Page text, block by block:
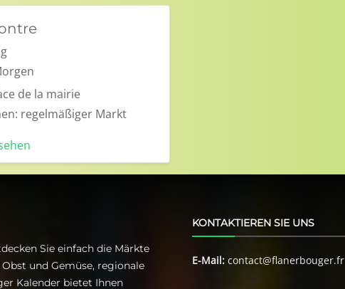
de la mairie
regelmäßiger Markt
Sie einfach die Märkte
und Gemüse, regionale
Kalender bietet Ihnen
KONTAKTIEREN SIE UNS
E-Mail: contact@flanerbouger.fr